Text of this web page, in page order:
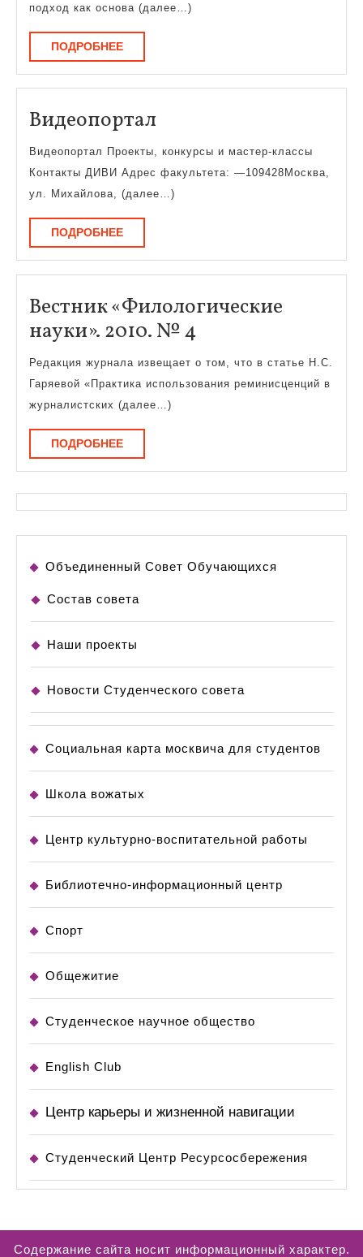
подход как основа (далее…)
ПОДРОБНЕЕПОДРОБНЕЕ
Видеопортал
Видеопортал Проекты, конкурсы и мастер-классы
Контакты ДИВИ Адрес факультета: —109428Москва,
ул. Михайлова, (далее…)
ПОДРОБНЕЕПОДРОБНЕЕ
Вестник «Филологические
науки». 2010. № 4
науки».
Редакция журнала извещает о том, что в статье Н.С.
Гаряевой «Практика использования реминисценций в
журналистских (далее…)
ПОДРОБНЕЕПОДРОБНЕЕ
Объединенный Совет Обучающихся
Состав совета
Наши проекты
Новости Студенческого совета
Социальная карта москвича для студентов
Школа вожатых
Центр культурно-воспитательной работы
Библиотечно-информационный центр
Спорт
Общежитие
Студенческое научное общество
English Club
Центр карьеры и жизненной навигации
Студенческий Центр Ресурсосбережения
Содержание сайта носит информационный характер.